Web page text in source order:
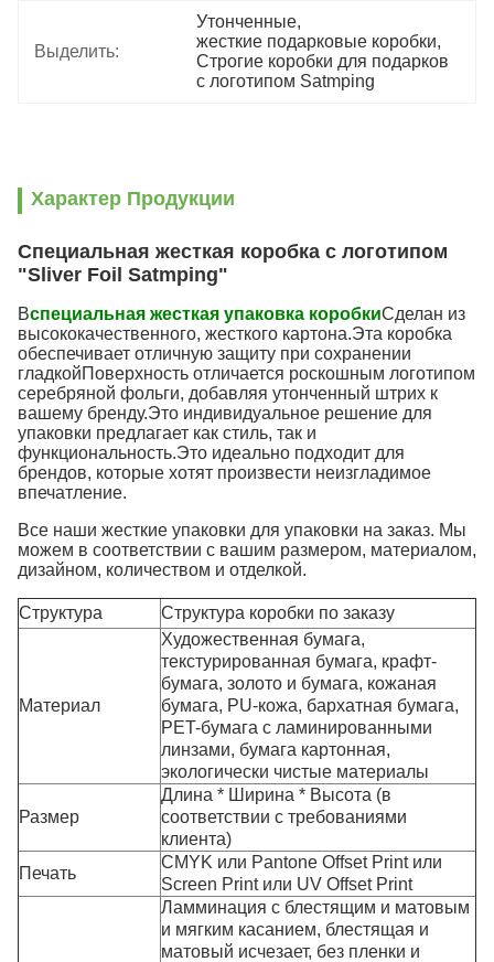
Выделить:
Утонченные,
жесткие подарковые коробки,
Строгие коробки для подарков
с логотипом Satmping
Характер Продукции
Специальная жесткая коробка с логотипом
"Sliver Foil Satmping"
Вспециальная жесткая упаковка коробкиСделан из
высококачественного, жесткого картона.Эта коробка
обеспечивает отличную защиту при сохранении
гладкойПоверхность отличается роскошным логотипом
серебряной фольги, добавляя утонченный штрих к
вашему бренду.Это индивидуальное решение для
упаковки предлагает как стиль, так и
функциональность.Это идеально подходит для
брендов, которые хотят произвести неизгладимое
впечатление.
Все наши жесткие упаковки для упаковки на заказ. Мы
можем в соответствии с вашим размером, материалом,
дизайном, количеством и отделкой.
Структура Структура коробки по заказу
Материал
Художественная бумага,
текстурированная бумага, крафт-
бумага, золото и бумага, кожаная
бумага, PU-кожа, бархатная бумага,
PET-бумага с ламинированными
линзами, бумага картонная,
экологически чистые материалы
Размер
Длина * Ширина * Высота (в
соответствии с требованиями
клиента)
Печать
CMYK или Pantone Offset Print или
Screen Print или UV Offset Print
Ламминация с блестящим и матовым
и мягким касанием, блестящая и
матовый исчезает, без пленки и